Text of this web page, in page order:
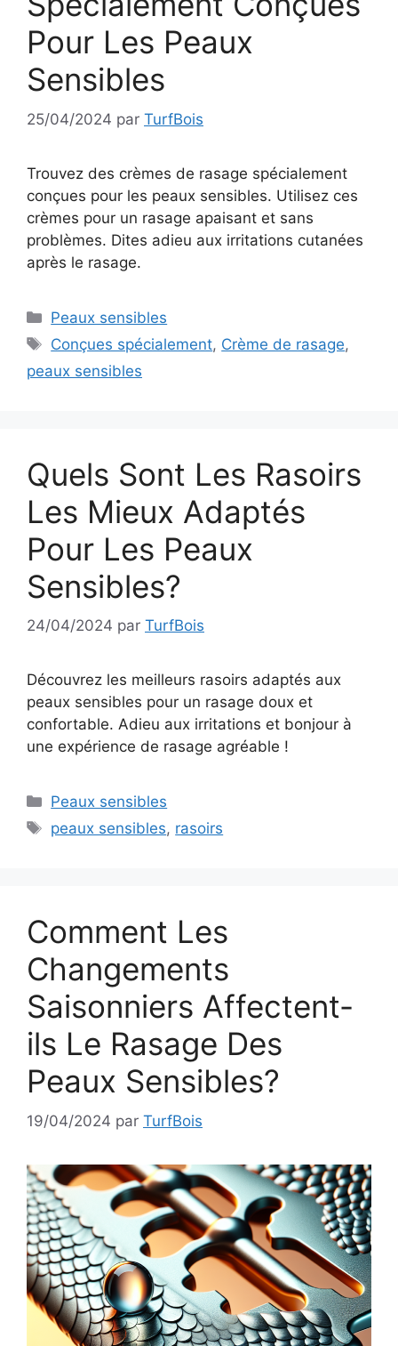
Pour Les Peaux
Sensibles
25/04/2024 par TurfBois
Trouvez des crèmes de rasage spécialement
conçues pour les peaux sensibles. Utilisez ces
crèmes pour un rasage apaisant et sans
problèmes. Dites adieu aux irritations cutanées
après le rasage.
Catégories
Peaux sensibles
Étiquettes
Conçues spécialement, Crème de rasage,
peaux sensibles
Quels Sont Les Rasoirs
Les Mieux Adaptés
Pour Les Peaux
Sensibles?
24/04/2024 par TurfBois
Découvrez les meilleurs rasoirs adaptés aux
peaux sensibles pour un rasage doux et
confortable. Adieu aux irritations et bonjour à
une expérience de rasage agréable !
Catégories
Peaux sensibles
Étiquettes
peaux sensibles, rasoirs
Comment Les
Changements
Saisonniers Affectent-
ils Le Rasage Des
Peaux Sensibles?
19/04/2024 par TurfBois